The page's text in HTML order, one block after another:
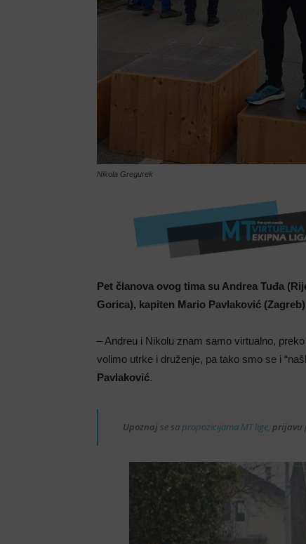
Nikola Gregurek
Pet članova ovog tima su Andrea Tuđa
Gorica), kapiten Mario Pavlaković
– Andreu i Nikolu znam samo virtualno,
volimo utrke i druženje, pa tako smo se i
Pavlaković.
Upoznajse sapropozicijama MT lige, prijavu